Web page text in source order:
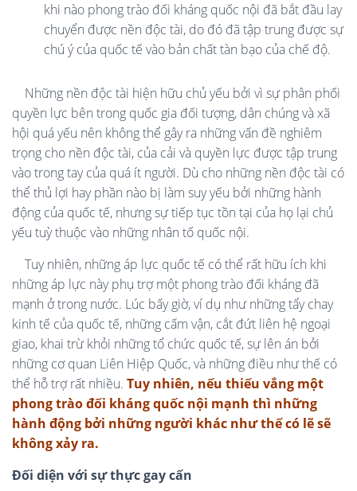
khi nào phong trào đối kháng quốc nội đã bắt đầu lay
chuyển được nền độc tài, do đó đã tập trung được sự
chú ý của quốc tế vào bản chất tàn bạo của chế độ.
Những nền độc tài hiện hữu chủ yếu bởi vì sự phân phối
quyền lực bên trong quốc gia đối tượng, dân chúng và xã
hội quá yếu nên không thể gây ra những vấn đề nghiêm
trọng cho nền độc tài, của cải và quyền lực được tập trung
vào trong tay của quá ít người. Dù cho những nền độc tài có
thể thủ lợi hay phần nào bị làm suy yếu bởi những hành
động của quốc tế, nhưng sự tiếp tục tồn tại của họ lại chủ
yếu tuỳ thuộc vào những nhân tố quốc nội.
Tuy nhiên, những áp lực quốc tế có thể rất hữu ích khi
những áp lực này phụ trợ một phong trào đối kháng đã
mạnh ở trong nước. Lúc bấy giờ, ví dụ như những tẩy chay
kinh tế của quốc tế, những cấm vận, cắt đứt liên hệ ngoại
giao, khai trừ khỏi những tổ chức quốc tế, sự lên án bởi
những cơ quan Liên Hiệp Quốc, và những điều như thế có
thể hỗ trợ rất nhiều. Tuy nhiên, nếu thiếu vắng một
phong trào đối kháng quốc nội mạnh thì những
hành động bởi những người khác như thế có lẽ sẽ
không xảy ra.
Đối diện với sự thực gay cấn